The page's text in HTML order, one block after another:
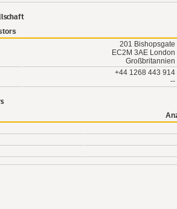
201 Bishopsgate
EC2M 3AE London
Großbritannien
+44 1268 443 914
--